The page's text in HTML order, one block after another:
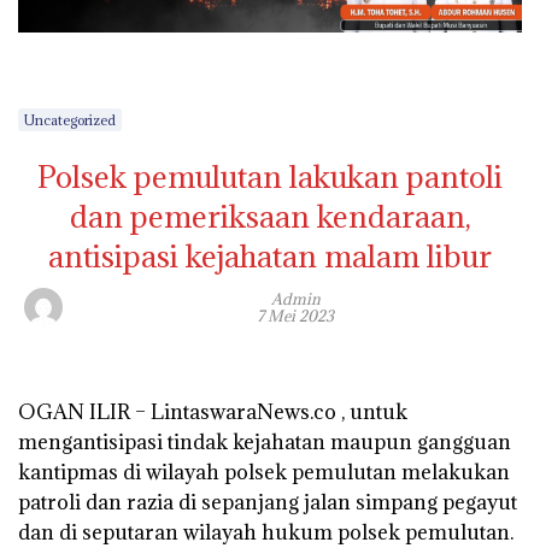
Uncategorized
Polsek pemulutan lakukan pantoli
dan pemeriksaan kendaraan,
antisipasi kejahatan malam libur
Admin
7 Mei 2023
OGAN ILIR – LintaswaraNews.co , untuk
mengantisipasi tindak kejahatan maupun gangguan
kantipmas di wilayah polsek pemulutan melakukan
patroli dan razia di sepanjang jalan simpang pegayut
dan di seputaran wilayah hukum polsek pemulutan.